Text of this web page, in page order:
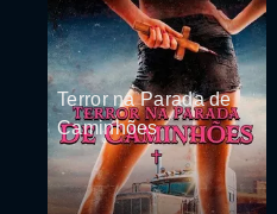
Terror na Parada de
Caminhões